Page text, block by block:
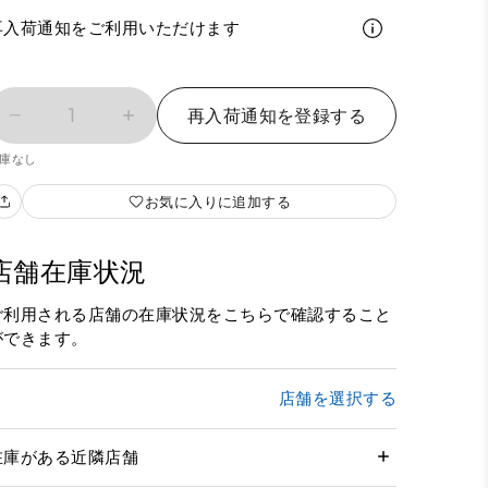
入荷通知をご利用いただけます
1 再入荷通知を登録する
なし
お気に入りに追加する
舗在庫状況
利用される店舗の在庫状況をこちらで確認すること
きます。
店舗を選択する
庫がある近隣店舗